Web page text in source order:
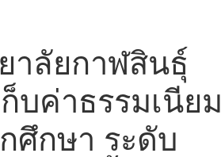
าลัยกาฬสินธุ์
บค่าธรรมเนียม
ศึกษา ระดับ